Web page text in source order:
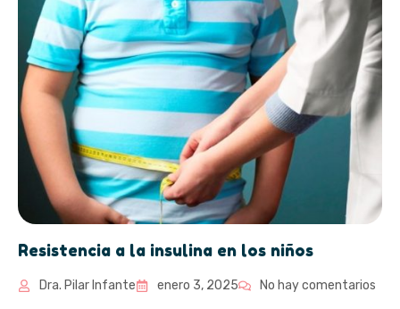
Resistencia a la insulina en los niños
Dra. Pilar Infante enero 3, 2025 No hay comentarios